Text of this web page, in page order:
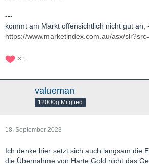
---
kommt am Markt offensichtlich nicht gut an,
https://www.marketindex.com.au/asx/
1
valueman
12000g Mitglied
18. September 2023
Ich denke hier setzt sich auch langsam die
die Übernahme von Harte Gold nicht das